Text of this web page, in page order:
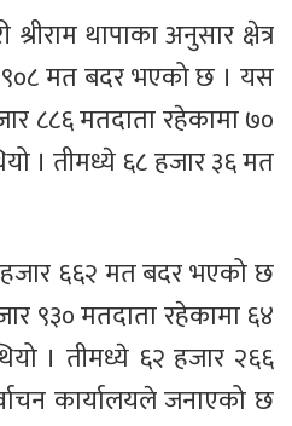
थापाका अनुसार क्षेत्र
९०८ मत बदर भएको छ । यस
८८६ मतदाता रहेकामा ७०
। तीमध्ये ६८ हजार ३६ मत
हजार ६६२ मत बदर भएको छ
९३० मतदाता रहेकामा ६४
। तीमध्ये ६२ हजार २६६
कार्यालयले जनाएको छ